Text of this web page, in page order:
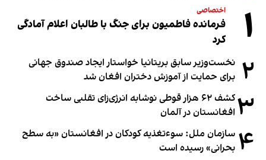
۱ اختصاصی
فرمانده فاطمیون برای جنگ با طالبان اعلام آمادگی
کرد
۲ نخست‌وزیر سابق بریتانیا خواستار ایجاد صندوق جهانی
برای حمایت از آموزش دختران افغان شد
۳
کشف ۶۲ هزار قوطی نوشابه انرژی‌زای تقلبی ساخت
افغانستان در آلمان
۴ سازمان ملل: سوء‌تغذیه کودکان در افغانستان «به سطح
بحرانی» رسیده است